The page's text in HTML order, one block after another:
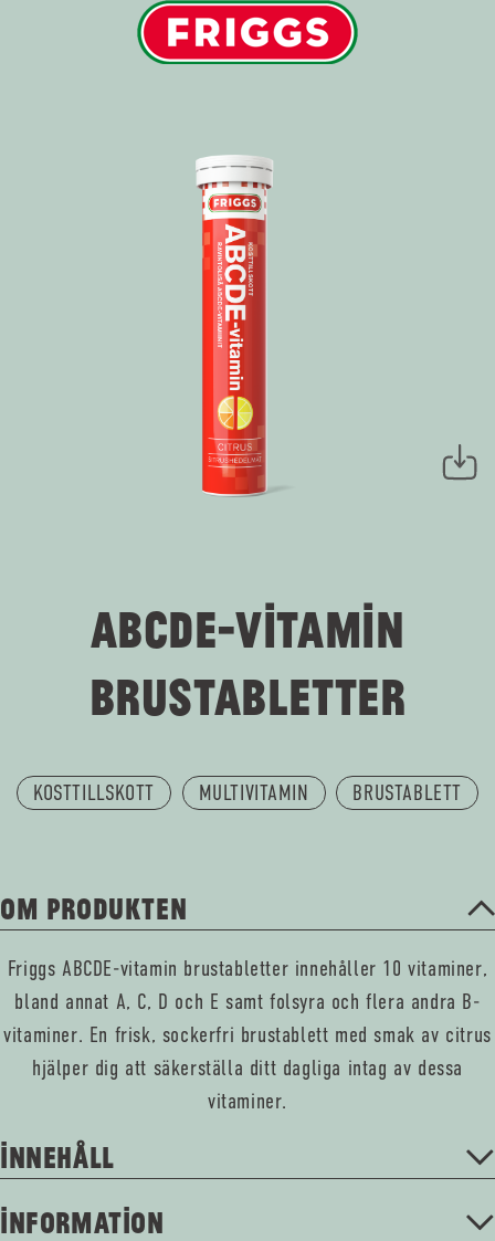
ABCDE-VITAMIN
BRUSTABLETTER
KOSTTILLSKOTT MULTIVITAMIN BRUSTABLETT
OM PRODUKTEN
Friggs ABCDE-vitamin brustabletter innehåller 10 vitaminer,
bland annat A, C, D och E samt folsyra och flera andra B-
vitaminer. En frisk, sockerfri brustablett med smak av citrus
hjälper dig att säkerställa ditt dagliga intag av dessa
vitaminer.
INNEHÅLL
INFORMATION